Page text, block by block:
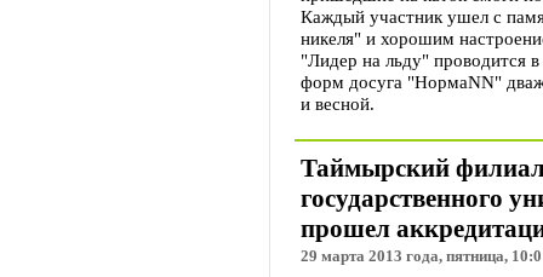
Каждый участник ушел с
никеля" и хорошим
"Лидер на льду" проводится
форм досуга "НормаNN"
и весной.
Таймырский
государственного
прошел
29 марта 2013 года, пятница,